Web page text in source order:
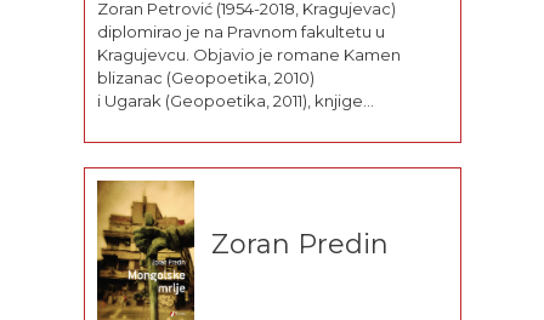
Zoran Petrović (1954-2018, Kragujevac)
diplomirao je na Pravnom fakultetu u
Kragujevcu. Objavio je romane Kamen
blizanac (Geopoetika, 2010)
i Ugarak (Geopoetika, 2011), knjige
ogledalo (1978), Aleksandrijska kritična
masa (1989), Svakodnevna
molitva (1995), Apsolutna nula (1996), Prisutni
su odsutni (2002), Stav u trostavu (2009), dve
knjige pesama za decu Pesme iz
trbuha (1983) i Priča o slovima (1978),
autorsko izdanje svoje ljubavne
poezije Spasiti spasioca (1998), kao i knjigu
Zoran Predin